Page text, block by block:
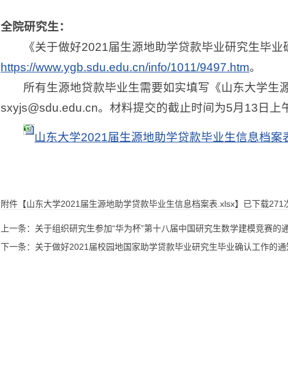
全院研究生：
《关于做好2021届生源地助学贷款毕业研究生毕
https://www.ygb.sdu.edu.cn/info/1011/9497.htm。
所有生源地贷款毕业生需要如实填写《山东大学生
sxyjs@sdu.edu.cn。材料提交的截止时间为5月13日上
山东大学2021届生源地助学贷款毕业生信息档案
附件【山东大学2021届生源地助学贷款毕业生信息档案表.xlsx】已下载271
上一条： 关于组织研究生参加“华为杯”第十八届中国研究生数学建模竞赛的
下一条： 关于做好2021届校园地国家助学贷款毕业研究生毕业确认工作的通